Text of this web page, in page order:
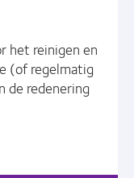
het reinigen en
(of regelmatig
de redenering